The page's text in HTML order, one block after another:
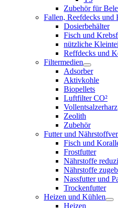
Zubehör für
Fallen, Reefdecks und
Dosierbehälter
Fisch und
nützliche
Reffdecks und
Filtermedien
Adsorber
Aktivkohle
Biopellets
Luftfilter CO²
Vollentsalzerharz
Zeolith
Zubehör
Futter und
Fisch und
Frostfutter
Nährstoffe
Nährstoffe
Nassfutter und
Trockenfutter
Heizen und Kühlen
Heizen